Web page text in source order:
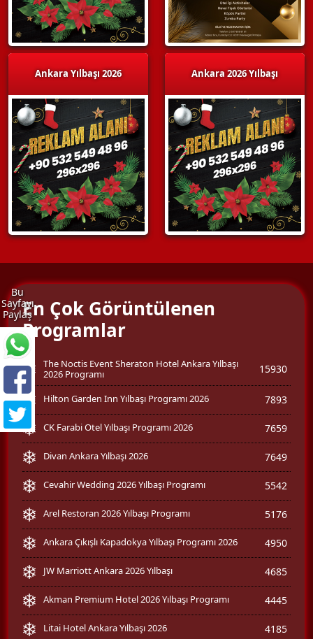
Ankara Yılbaşı 2026 Ankara 2026 Yılbaşı
Bu
Sayfayı
PaylaşEn Çok Görüntülenen
Programlar
The Noctis Event Sheraton Hotel Ankara Yılbaşı
2026 Programı
15930
Hilton Garden Inn Yılbaşı Programı 2026 7893
CK Farabi Otel Yılbaşı Programı 2026 7659
Divan Ankara Yılbaşı 2026 7649
Cevahir Wedding 2026 Yılbaşı Programı 5542
Arel Restoran 2026 Yılbaşı Programı 5176
Ankara Çıkışlı Kapadokya Yılbaşı Programı 2026 4950
JW Marriott Ankara 2026 Yılbaşı 4685
Akman Premium Hotel 2026 Yılbaşı Programı 4445
Litai Hotel Ankara Yılbaşı 2026 4185